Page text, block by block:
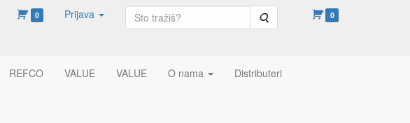
0 Prijava Pretraga 0
REFCO VALUE VALUE O nama Distributeri